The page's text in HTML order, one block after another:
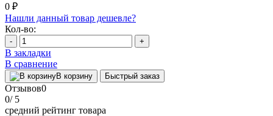
0 ₽
Нашли данный товар дешевле?
Кол-во:
- +
В закладки
В сравнение
В корзину Быстрый заказ
Отзывов0
0/ 5
средний рейтинг товара